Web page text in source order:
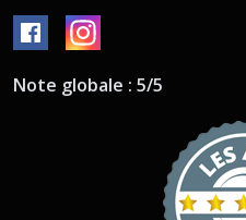
Note globale : 5/5